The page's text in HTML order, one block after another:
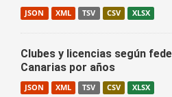
JSON XML TSV CSV XLSX
Clubes y licencias según
Canarias por años
JSON XML TSV CSV XLSX